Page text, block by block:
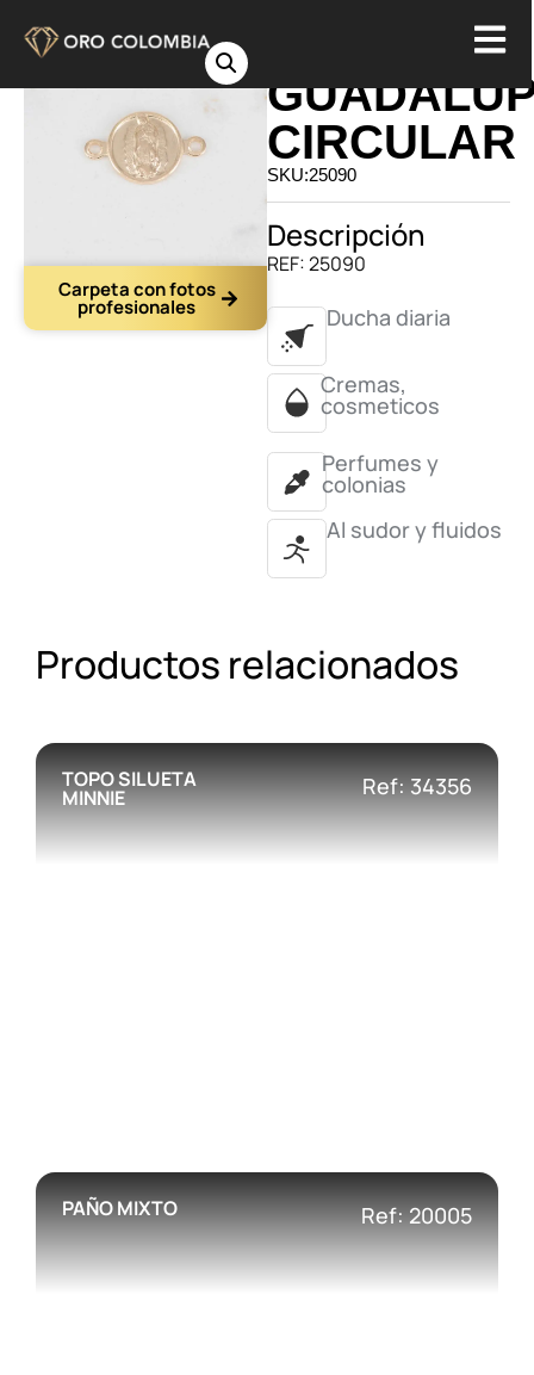
Carpeta con fotos
profesionales
HERRAJE
CIRCULAR
SKU:25090
Descripción
REF: 25090
Ducha diaria
Cremas,
cosmeticos
Perfumes y
colonias
Al sudor y fluidos
Productos relacionados
TOPO SILUETA
MINNIE Ref: 34356
PAÑO MIXTO Ref: 20005